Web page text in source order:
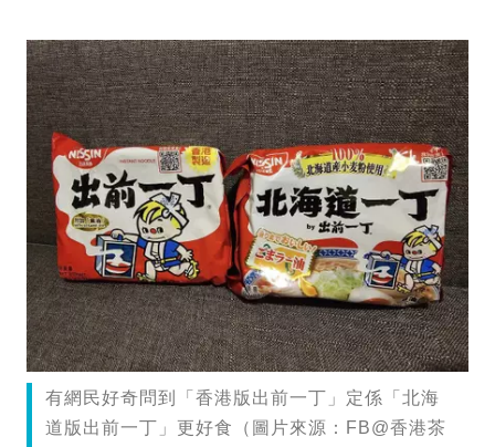
有網民好奇問到「香港版出前一丁」定係「北海
道版出前一丁」更好食（圖片來源：FB@香港茶